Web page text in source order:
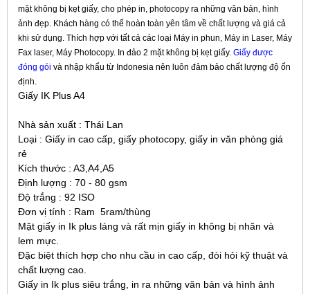
mặt không bị kẹt giấy, cho phép in, photocopy ra những văn bản, hình
ảnh đẹp. Khách hàng có thể hoàn toàn yên tâm về chất lượng và giá cả
khi sử dụng. Thích hợp với tất cả các loại Máy in phun, Máy in Laser, Máy
Fax laser, Máy Photocopy. In đảo 2 mặt không bị kẹt giấy. Giấy được
đóng gói và nhập khẩu từ Indonesia nên luôn đảm bảo chất lượng độ ổn
định.
Giấy IK Plus A4
Nhà sản xuất : Thái Lan
Loại : Giấy in cao cấp, giấy photocopy, giấy in văn phòng giá
rẻ
Kích thước : A3,A4,A5
Định lượng : 70 - 80 gsm
Độ trắng : 92 ISO
Đơn vị tính : Ram 5ram/thùng
Mặt giấy in Ik plus láng và rất mịn giấy in không bị nhăn và
lem mực.
Đặc biệt thích hợp cho nhu cầu in cao cấp, đòi hỏi kỹ thuật và
chất lượng cao.
Giấy in Ik plus siêu trắng, in ra những văn bản và hình ảnh